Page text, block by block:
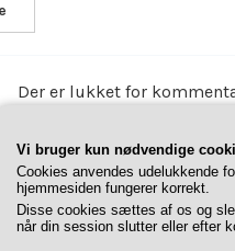
Der er lukket for
Magasinet. Bygget med
WordPress ogPathway
Vi bruger kun nødvendige
Cookies anvendes udelukkende
hjemmesiden fungerer korrekt.
Disse cookies sættes af os og
når din session slutter eller efter